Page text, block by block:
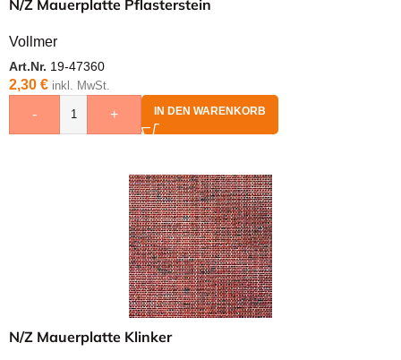
N/Z Mauerplatte Pflasterstein
Vollmer
Art.Nr. 19-47360
2,30 € inkl. MwSt.
- + IN DEN WARENKORB
N/Z Mauerplatte Klinker